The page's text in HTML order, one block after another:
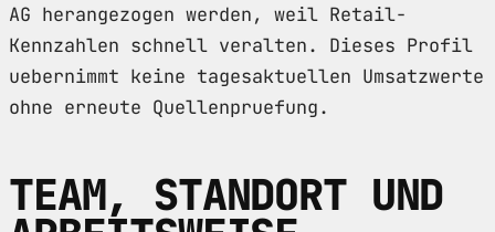
AG herangezogen werden, weil Retail-
Kennzahlen schnell veralten. Dieses Profil
uebernimmt keine tagesaktuellen Umsatzwerte
ohne erneute Quellenpruefung.
TEAM, STANDORT UND